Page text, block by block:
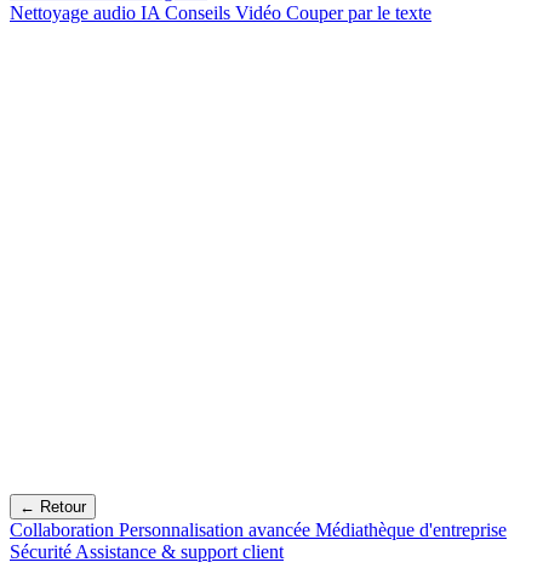
Nettoyage audio IA Conseils Vidéo Couper par le texte
← Retour
Collaboration Personnalisation avancée Médiathèque d'entreprise
Sécurité Assistance & support client